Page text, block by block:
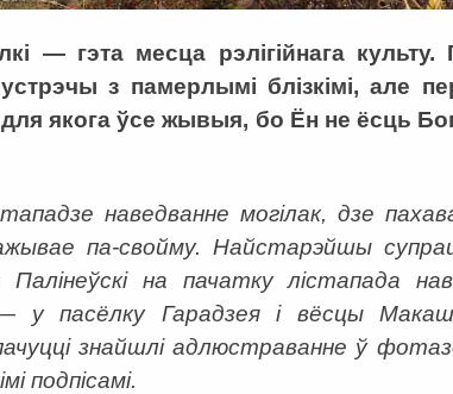
— гэта месца рэлігійнага культу.
з памерлымі блізкімі, але
якога ўсе жывыя, бо Ён не ёсць
наведванне могілак, дзе
па-свойму. Найстарэйшы
Палінеўскі на пачатку лістапада
у пасёлку Гарадзея і вёсцы
знайшлі адлюстраванне ў
подпісамі.